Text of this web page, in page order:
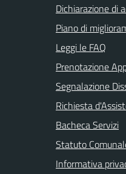
Dichiarazione di
Piano di
Leggi le FAQ
Prenotazione
Segnalazione
Richiesta
Bacheca Servizi
Statuto
Informativa